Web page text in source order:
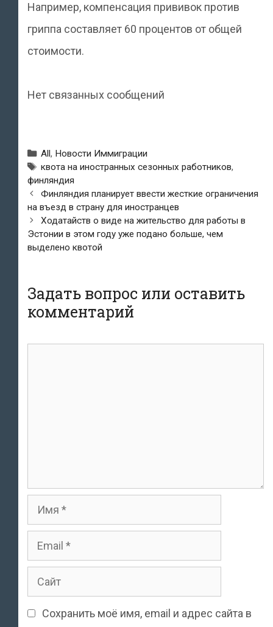
Например, компенсация прививок против
гриппа составляет 60 процентов от общей
стоимости.
Нет связанных сообщений
Рубрики
All, Новости Иммиграции
Метки
квота на иностранных сезонных работников,
финляндия
Навигация
по
записям
Финляндия планирует ввести жесткие ограничения
на въезд в страну для иностранцев
Ходатайств о виде на жительство для работы в
Эстонии в этом году уже подано больше, чем
выделено квотой
Задать вопрос или оставить
комментарий
Имя
Email
Сайт
Сохранить моё имя, email и адрес сайта в